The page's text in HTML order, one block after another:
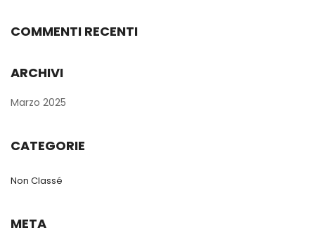
COMMENTI RECENTI
ARCHIVI
Marzo 2025
CATEGORIE
Non Classé
META